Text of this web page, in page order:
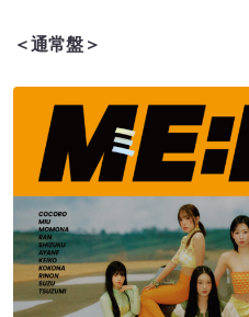
＜通常盤＞